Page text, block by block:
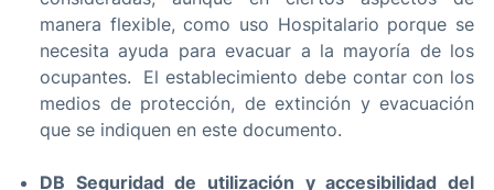
manera flexible, como uso Hospitalario porque se
necesita ayuda para evacuar a la mayoría de los
ocupantes. El establecimiento debe contar con los
medios de protección, de extinción y evacuación
que se indiquen en este documento.
DB Seguridad de utilización y accesibilidad del